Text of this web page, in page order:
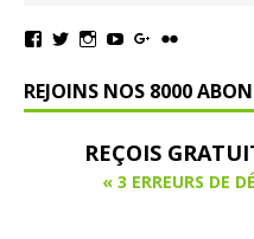
REJOINS NOS 8000
REÇOIS
« 3 ERREURS DE